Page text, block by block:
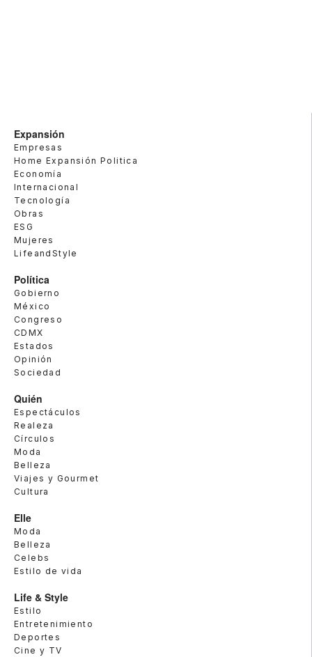
Expansión
Empresas
Home Expansión Politica
Economía
Internacional
Tecnología
Obras
ESG
Mujeres
LifeandStyle
Política
Gobierno
México
Congreso
CDMX
Estados
Opinión
Sociedad
Quién
Espectáculos
Realeza
Círculos
Moda
Belleza
Viajes y Gourmet
Cultura
Elle
Moda
Belleza
Celebs
Estilo de vida
Life & Style
Estilo
Entretenimiento
Deportes
Cine y TV